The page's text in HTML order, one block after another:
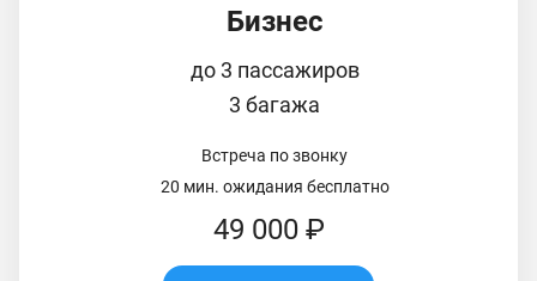
Бизнес
до 3 пассажиров
3 багажа
Встреча по звонку
20 мин. ожидания бесплатно
49 000 ₽